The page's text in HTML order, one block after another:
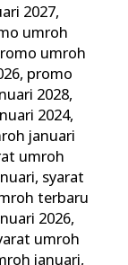
2027,
umroh
umroh
, promo
2028,
2024,
januari
umroh
, syarat
terbaru
2026,
umroh